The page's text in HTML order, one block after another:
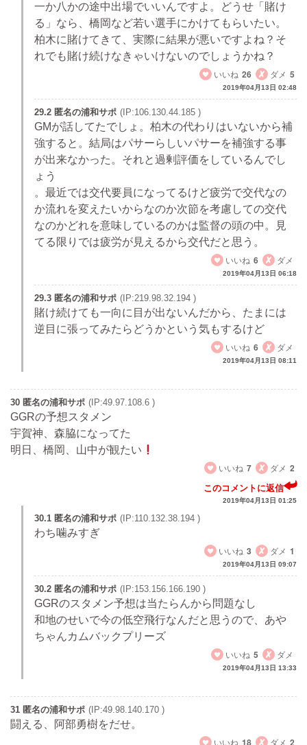
一か八かの途中出場でいいんですよ。どうせ「賭け
る」なら、橋岡など若い選手にかけてもらいたい。
柏木に賭けてきて、実際に結果が悪いですよね？そ
れでも賭け続けなきゃいけないのでしょうかね？
いいね 26 ダメ 5
2019年04月13日 02:48
29.2 匿名の浦和サポ (IP:106.130.44.185 )
GMが話してたでしょ。柏木の代わりはいないから補
強すると。結局はパサーらしいパサーを補強する事
が出来なかった。それと過剰評価をしているんでし
ょう
。最近では交代要員になってるけど疲労で交代なの
か流れを変えたいからなのか次節を考慮しての交代
なのかどれを意味しているのかは監督の頭の中。見
てる限りでは疲労が見えるから交代だと思う。
いいね 6 ダメ
2019年04月13日 06:18
29.3 匿名の浦和サポ (IP:219.98.32.194 )
賭け続けても一向に目が出ないんだから、たまには
逆目に張ってみたらどうかという気もするけど
いいね 6 ダメ
2019年04月13日 08:11
30 匿名の浦和サポ (IP:49.97.108.6 )
GGRの予想スタメン
宇賀神、森脇になってた
明日、橋岡、山中が観たい
いいね 7 ダメ 2
このコメントに返信
2019年04月13日 01:25
30.1 匿名の浦和サポ (IP:110.132.38.194 )
わち噛みすぎ
いいね 3 ダメ 1
2019年04月13日 09:07
30.2 匿名の浦和サポ (IP:153.156.166.190 )
GGRのスタメン予想は当たらんから問題なし
和地のせいで今の低空飛行なんだと思うので、あや
ちゃんカムバックプリーズ
いいね 5 ダメ
2019年04月13日 13:33
31 匿名の浦和サポ (IP:49.98.140.170 )
闘える、阿部勇樹をだせ。
いいね 18 ダメ 2